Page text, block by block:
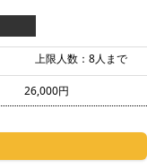
上限人数：8人まで
26,000円